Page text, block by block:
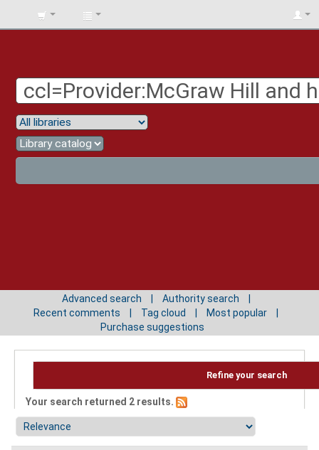
BIBLIOTECA
Advanced search
Authority search
Recent comments
Tag cloud
Most popular
Purchase suggestions
Refine your search
Your search returned 2 results.